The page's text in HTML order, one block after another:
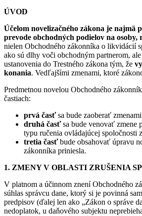
ÚVOD
Účelom novelizačného zákona je
prevode obchodných podielov na
nielen Obchodného zákonníka o likvidácií
ako sú dlhy voči obchodným partnerom,
ustanovenia do Trestného zákona tým, že
konania. Vedľajšími zmenami, ktoré
Predmetnou novelou Obchodného
častiach:
prvá časťsa bude zaoberať
druhá časťsa bude venovať zmene
typu ručenia ovládajúcej spoločnosti
tretia časťbude obsahovať úpravu
zákonníka priniesla.
1. ZMENY V OBLASTI ZRUŠENIA
V platnom a účinnom znení Obchodného
súhlas správcu dane, ktorý si je povinná
predpisov (ďalej len ako „Zákon o správe
nedoplatok, u daňového subjektu